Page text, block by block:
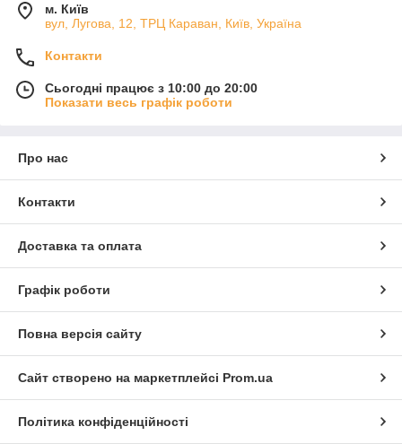
м. Київ
вул, Лугова, 12, ТРЦ Караван, Київ, Україна
Контакти
Сьогодні працює з 10:00 до 20:00
Показати весь графік роботи
Про нас
Контакти
Доставка та оплата
Графік роботи
Повна версія сайту
Сайт створено на маркетплейсі Prom.ua
Політика конфіденційності